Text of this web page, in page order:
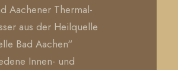
Aachener Thermal-
aus der Heilquelle
Bad Aachen“
Innen- und